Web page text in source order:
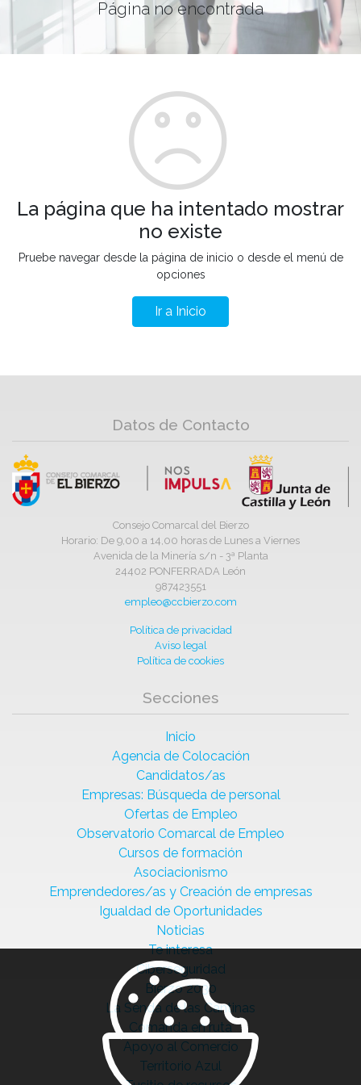
Página no encontrada
La página que ha intentado mostrar
no existe
Pruebe navegar desde la página de inicio o desde el menú de
opciones
Ir a Inicio
Datos de Contacto
Consejo Comarcal del Bierzo
Horario: De 9,00 a 14,00 horas de Lunes a Viernes
Avenida de la Minería s/n - 3ª Planta
24402 PONFERRADA León
987423551
empleo@ccbierzo.com
Política de privacidad
Aviso legal
Política de cookies
Secciones
Inicio
Agencia de Colocación
Candidatos/as
Empresas: Búsqueda de personal
Ofertas de Empleo
Observatorio Comarcal de Empleo
Cursos de formación
Asociacionismo
Emprendedores/as y Creación de empresas
Igualdad de Oportunidades
Noticias
Te interesa
Ciberseguridad
Bierzo 2030
La Senda de las Cantinas
Comanda en ruta
Apoyo al Comercio
Territorio Azul